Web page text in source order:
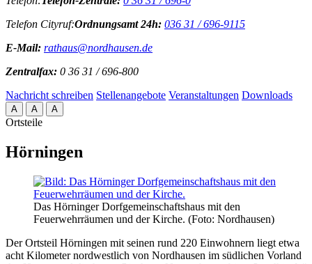
Telefon Cityruf:Ordnungsamt 24h: 036 31 / 696-9115
E-Mail: rathaus@nordhausen.de
Zentralfax: 0 36 31 / 696-800
Nachricht schreiben Stellenangebote Veranstaltungen Downloads
A A A
Ortsteile
Hörningen
Das Hörninger Dorfgemeinschaftshaus mit den
Feuerwehrräumen und der Kirche. (Foto: Nordhausen)
Der Ortsteil Hörningen mit seinen rund 220 Einwohnern liegt etwa
acht Kilometer nordwestlich von Nordhausen im südlichen Vorland